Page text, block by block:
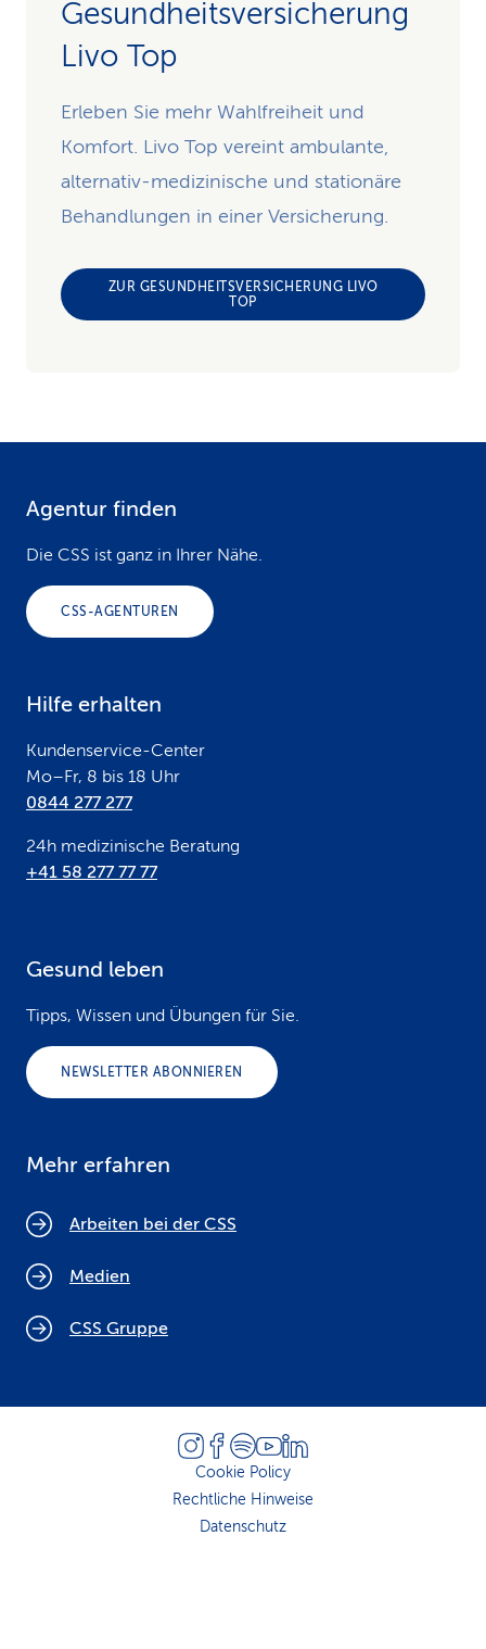
Gesundheits­versicherung
Livo Top
Erleben Sie mehr Wahlfreiheit und
Komfort. Livo Top vereint ambulante,
alternativ-medizinische und stationäre
Behandlungen in einer Versicherung.
ZUR GESUNDHEITSVERSICHERUNG LIVO
TOP
Agentur finden
Die CSS ist ganz in Ihrer Nähe.
CSS-AGENTUREN
Hilfe erhalten
Kundenservice-Center
Mo–Fr, 8 bis 18 Uhr
0844 277 277
24h medizinische Beratung
+41 58 277 77 77
Gesund leben
Tipps, Wissen und Übungen für Sie.
NEWSLETTER ABONNIEREN
Mehr erfahren
Arbeiten bei der CSS
Medien
CSS Gruppe
Cookie Policy
Rechtliche Hinweise
Datenschutz